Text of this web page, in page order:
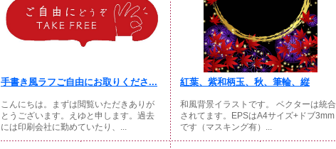
手書き風ラフご自由にお取りくださ...
こんにちは。まずは閲覧いただきありが
とうございます。えゆと申します。過去
には印刷会社に勤めていたり、...
紅葉、紫和柄玉、秋、筆輪、縦
和風背景イラストです。 ベクターは統合
されてます。EPSはA4サイズ+ドブ3mm
です（マスキング有）...